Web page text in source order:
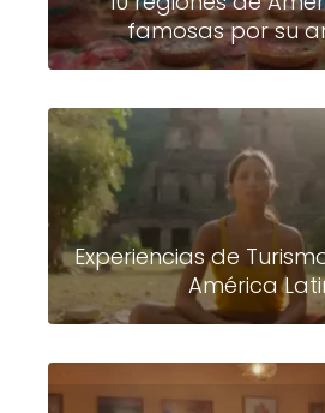
famosas por su
Experiencias de
América